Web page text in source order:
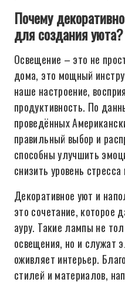
Почему
для создания уюта?
Освещение – это не
дома, это мощный
наше настроение,
продуктивность. По
проведённых
правильный выбор и
способны улучшить
снизить уровень
Декоративное уют и
это сочетание, которое
ауру. Такие лампы не
освещения, но и служат
оживляет интерьер.
стилей и материалов,